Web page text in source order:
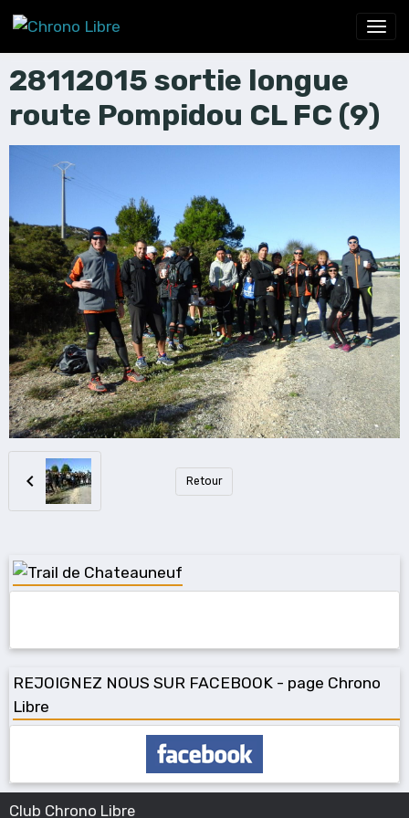
28112015 sortie longue
route Pompidou CL FC (9)
Retour
REJOIGNEZ NOUS SUR FACEBOOK - page Chrono
Libre
Club Chrono Libre